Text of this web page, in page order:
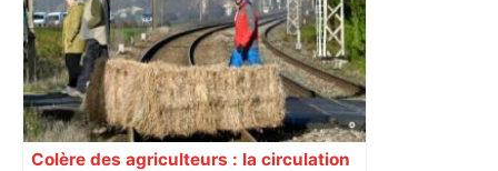
Colère des agriculteurs : la circulation